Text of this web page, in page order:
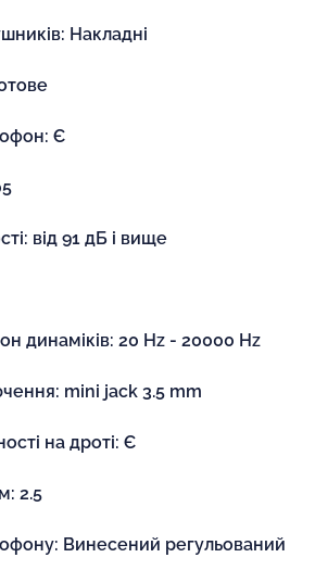
Накладні
Є
від 91 дБ і вище
динаміків: 20 Hz - 20000 Hz
mini jack 3.5 mm
на дроті: Є
2.5
Винесений регульований